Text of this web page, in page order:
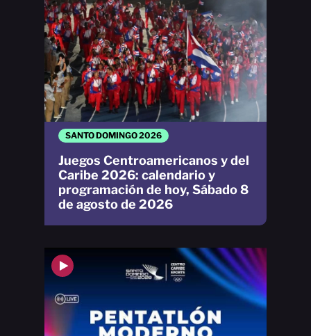
SANTO DOMINGO 2026
Juegos Centroamericanos y del
Caribe 2026: calendario y
programación de hoy, Sábado 8
de agosto de 2026